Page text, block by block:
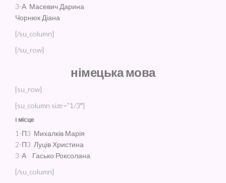
3-А Масевич Дарина
Чорнюк Діана
[/su_column]
[/su_row]
німецька мова
[su_row]
[su_column size=”1/3″]
I місце
1-П3 Михалків Марія
2-П3 Луців Христина
3-А Гасько Роксолана
[/su_column]